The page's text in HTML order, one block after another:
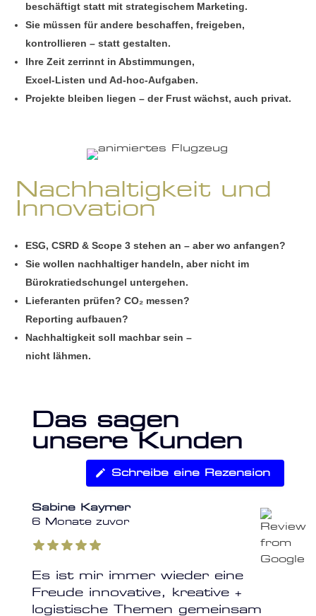
beschäftigt statt mit strategischem Marketing.
Sie müssen für andere beschaffen, freigeben,
kontrollieren – statt gestalten.
Ihre Zeit zerrinnt in Abstimmungen,
Excel-Listen und Ad-hoc-Aufgaben.
Projekte bleiben liegen – der Frust wächst, auch privat.
Nachhaltigkeit und
Innovation
ESG, CSRD & Scope 3 stehen an – aber wo anfangen?
Sie wollen nachhaltiger handeln, aber nicht im
Bürokratiedschungel untergehen.
Lieferanten prüfen? CO₂ messen?
Reporting aufbauen?
Nachhaltigkeit soll machbar sein –
nicht lähmen.
Das sagen
unsere Kunden
Schreibe eine Rezension
Sabine Kaymer
6 Monate zuvor
Es ist mir immer wieder eine
Freude innovative, kreative +
logistische Themen gemeinsam